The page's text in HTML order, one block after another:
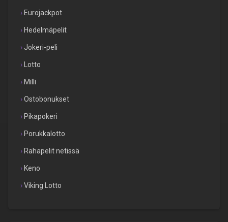
Eurojackpot
Hedelmäpelit
Jokeri-peli
Lotto
Milli
Ostobonukset
Pikapokeri
Porukkalotto
Rahapelit netissä
Keno
Viking Lotto